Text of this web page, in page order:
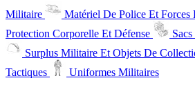
Militaire
Matériel De Police Et Forces
Protection Corporelle Et Défense
Surplus Militaire Et Objets De
Tactiques
Uniformes Militaires